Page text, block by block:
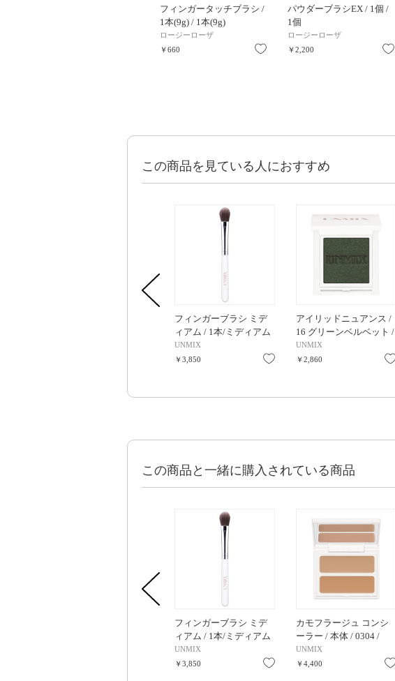
フィンガータッチブラシ /
1本(9g) / 1本(9g)
ロージーローザ
￥660
お気に入り
パウダーブラシEX / 1個 /
1個
ロージーローザ
￥2,200
この商品を見ている人におすすめ
フィンガーブラシ ミデ
ィアム / 1本/ミディアム
UNMIX
￥3,850
お気に入り
アイリッドニュアンス /
16 グリーンベルベット /
1.3g
UNMIX
￥2,860
この商品と一緒に購入されている商品
フィンガーブラシ ミデ
ィアム / 1本/ミディアム
UNMIX
￥3,850
お気に入り
カモフラージュ コンシ
ーラー / 本体 / 0304 /
6.2g
UNMIX
￥4,400